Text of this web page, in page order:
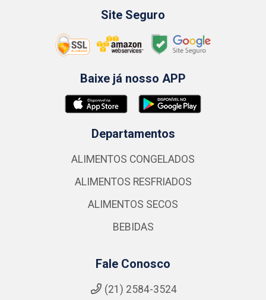
Site Seguro
Baixe já nosso APP
Departamentos
ALIMENTOS CONGELADOS
ALIMENTOS RESFRIADOS
ALIMENTOS SECOS
BEBIDAS
Fale Conosco
(21) 2584-3524